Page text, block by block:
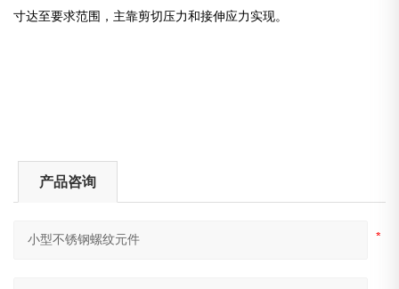
寸达至要求范围，主靠剪切压力和接伸应力实现。
产品咨询